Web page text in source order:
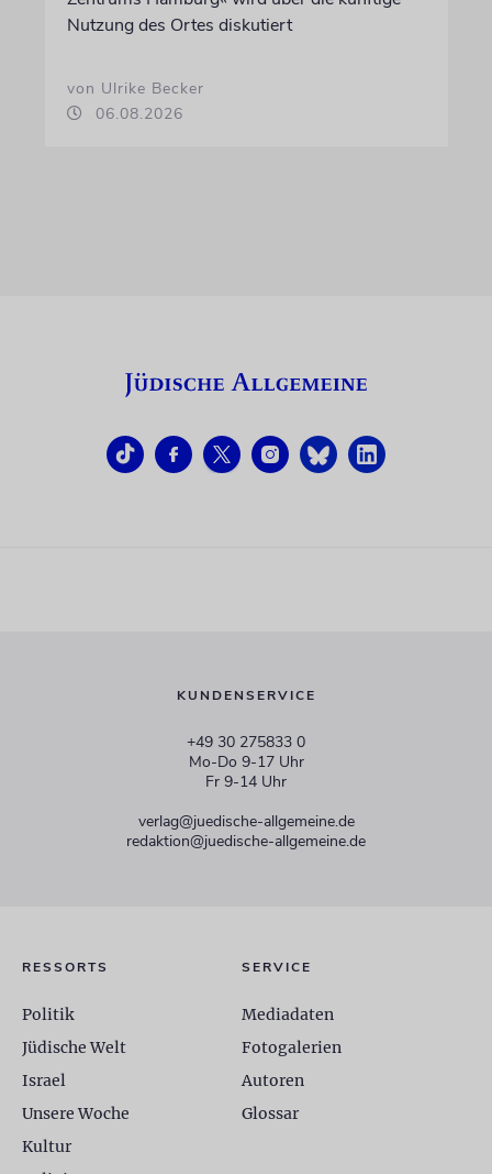
Nutzung des Ortes diskutiert
von Ulrike Becker
06.08.2026
KUNDENSERVICE
+49 30 275833 0
Mo-Do 9-17 Uhr
Fr 9-14 Uhr
verlag@juedische-allgemeine.de
redaktion@juedische-allgemeine.de
RESSORTS
Politik
Jüdische Welt
Israel
Unsere Woche
Kultur
SERVICE
Mediadaten
Fotogalerien
Autoren
Glossar